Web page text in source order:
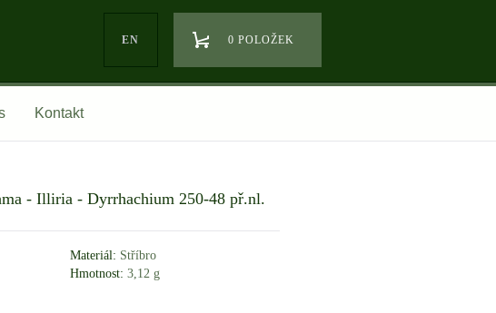
EN 0 POLOŽEK
Kontakt
- Illiria - Dyrrhachium 250-48 př.nl.
Materiál: Stříbro
Hmotnost: 3,12 g